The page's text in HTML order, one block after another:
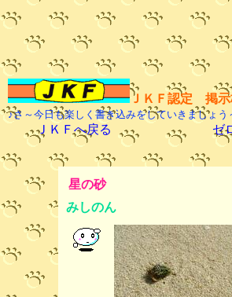
ＪＫＦ認定 掲
♪さ～今日も楽しく書き込みをしていきましょう
ＪＫＦへ戻る ゼ
星の砂
みしのん